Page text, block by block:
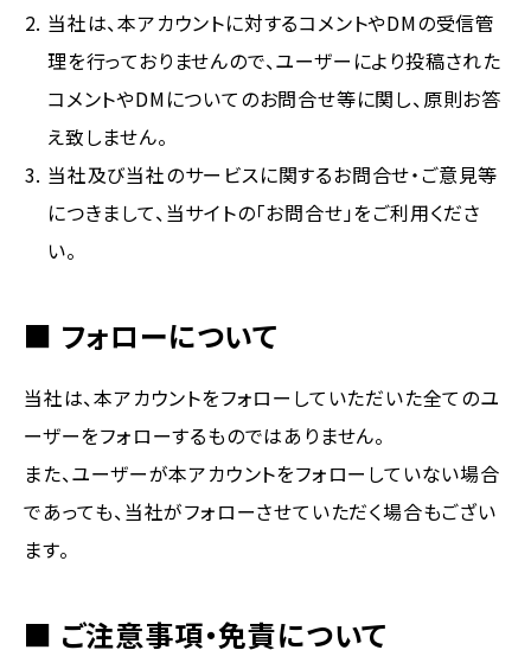
当社は、本アカウントに対するコメントやDMの受信管
理を行っておりませんので、ユーザーにより投稿された
コメントやDMについてのお問合せ等に関し、原則お答
え致しません。
当社及び当社のサービスに関するお問合せ・ご意見等
につきまして、当サイトの「お問合せ」をご利用くださ
い。
■ フォローについて
当社は、本アカウントをフォローしていただいた全てのユ
ーザーをフォローするものではありません。
また、ユーザーが本アカウントをフォローしていない場合
であっても、当社がフォローさせていただく場合もござい
ます。
■ ご注意事項・免責について